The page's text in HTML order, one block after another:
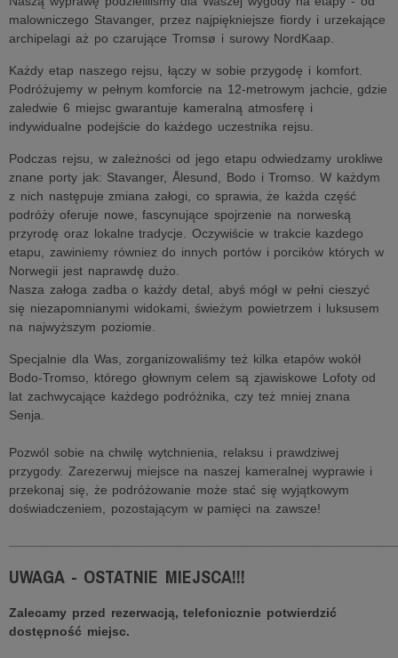
malowniczego Stavanger, przez najpiękniejsze fiordy i urzekające
archipelagi aż po czarujące Tromsø i surowy NordKaap.
Każdy etap naszego rejsu, łączy w sobie przygodę i komfort.
Podróżujemy w pełnym komforcie na 12-metrowym jachcie, gdzie
zaledwie 6 miejsc gwarantuje kameralną atmosferę i
indywidualne podejście do każdego uczestnika rejsu.
Podczas rejsu, w zależności od jego etapu odwiedzamy urokliwe
znane porty jak: Stavanger, Ålesund, Bodo i Tromso. W każdym
z nich następuje zmiana załogi, co sprawia, że każda część
podróży oferuje nowe, fascynujące spojrzenie na norweską
przyrodę oraz lokalne tradycje. Oczywiście w trakcie kazdego
etapu, zawiniemy równiez do innych portów i porcików których w
Norwegii jest naprawdę dużo.
Nasza załoga zadba o każdy detal, abyś mógł w pełni cieszyć
się niezapomnianymi widokami, świeżym powietrzem i luksusem
na najwyższym poziomie.
Specjalnie dla Was, zorganizowaliśmy też kilka etapów wokół
Bodo-Tromso, którego głownym celem są zjawiskowe Lofoty od
lat zachwycające każdego podróżnika, czy też mniej znana
Senja.
Pozwól sobie na chwilę wytchnienia, relaksu i prawdziwej
przygody. Zarezerwuj miejsce na naszej kameralnej wyprawie i
przekonaj się, że podróżowanie może stać się wyjątkowym
doświadczeniem, pozostającym w pamięci na zawsze!
UWAGA - OSTATNIE MIEJSCA!!!
Zalecamy przed rezerwacją, telefonicznie potwierdzić
dostępność miejsc.